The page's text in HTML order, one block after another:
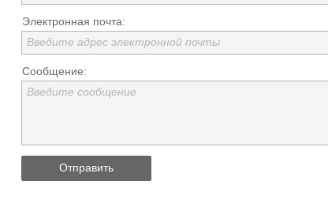
Электронная почта:
Введите адрес электронной почты
Сообщение:
Введите сообщение
Отправить